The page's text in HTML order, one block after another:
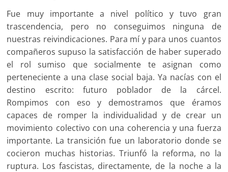
Fue muy importante a nivel político y tuvo gran
trascendencia, pero no conseguimos ninguna de
nuestras reivindicaciones. Para mí y para unos cuantos
compañeros supuso la satisfacción de haber superado
el rol sumiso que socialmente te asignan como
perteneciente a una clase social baja. Ya nacías con el
destino escrito: futuro poblador de la cárcel.
Rompimos con eso y demostramos que éramos
capaces de romper la individualidad y de crear un
movimiento colectivo con una coherencia y una fuerza
importante. La transición fue un laboratorio donde se
cocieron muchas historias. Triunfó la reforma, no la
ruptura. Los fascistas, directamente, de la noche a la